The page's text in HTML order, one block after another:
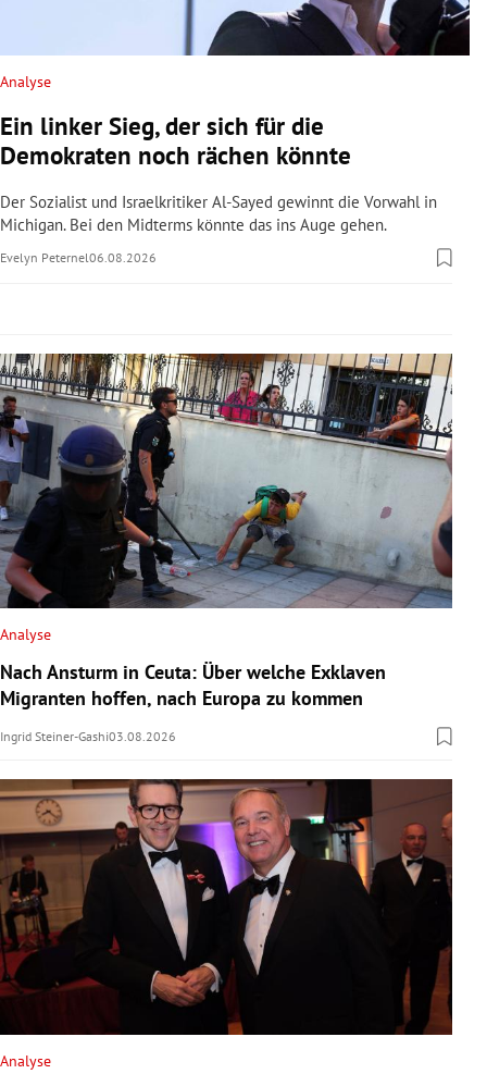
Untermenü
Untermenü
Untermenü
Untermenü
Untermenü
Analyse
Ein linker Sieg, der sich für die
Demokraten noch rächen könnte
Der Sozialist und Israelkritiker Al-Sayed gewinnt die Vorwahl in
Michigan. Bei den Midterms könnte das ins Auge gehen.
Evelyn Peternel06.08.2026
Analyse
Nach Ansturm in Ceuta: Über welche Exklaven
Migranten hoffen, nach Europa zu kommen
Ingrid Steiner-Gashi03.08.2026
Analyse